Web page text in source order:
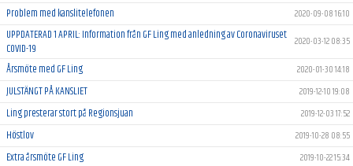
Problem med kanslitelefonen 2020-09-08 16:10
UPPDATERAD 1 APRIL: Information från GF Ling med anledning av Coronaviruset
COVID-19
2020-03-12 08:35
Årsmöte med GF Ling 2020-01-30 14:18
JULSTÄNGT PÅ KANSLIET 2019-12-10 19:08
Ling presterar stort på Regionsjuan 2019-12-03 17:52
Höstlov 2019-10-28 08:55
Extra årsmöte GF Ling 2019-10-22 15:34